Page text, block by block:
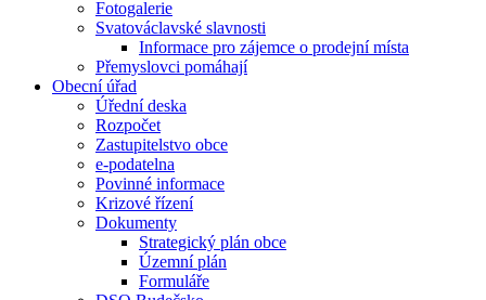
Fotogalerie
Svatováclavské slavnosti
Informace pro zájemce o prodejní místa
Přemyslovci pomáhají
Obecní úřad
Úřední deska
Rozpočet
Zastupitelstvo obce
e-podatelna
Povinné informace
Krizové řízení
Dokumenty
Strategický plán obce
Územní plán
Formuláře